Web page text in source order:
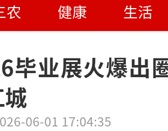
农 健康 生活
毕业展火爆出
06-01 17:04:35